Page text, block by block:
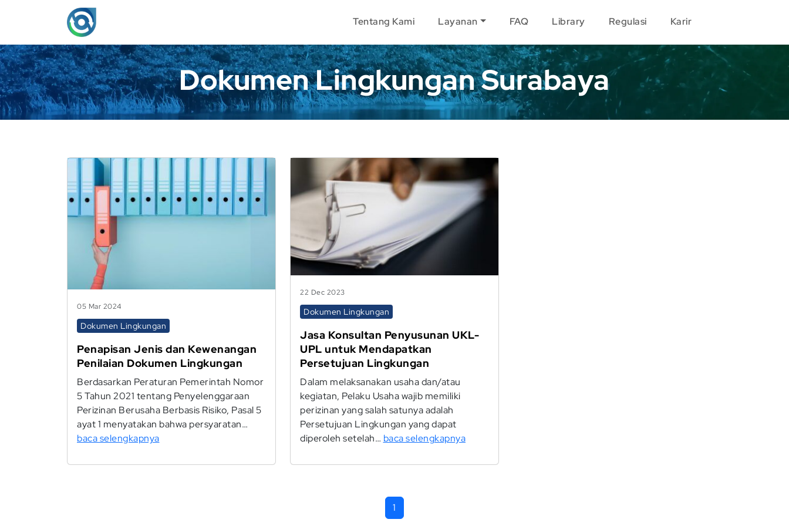
Tentang Kami Layanan FAQ Library Regulasi Karir
Dokumen Lingkungan Surabaya
05 Mar 2024
Dokumen Lingkungan
Penapisan Jenis dan Kewenangan
Penilaian Dokumen Lingkungan
Berdasarkan Peraturan Pemerintah Nomor
5 Tahun 2021 tentang Penyelenggaraan
Perizinan Berusaha Berbasis Risiko, Pasal 5
ayat 1 menyatakan bahwa persyaratan…
baca selengkapnya
22 Dec 2023
Dokumen Lingkungan
Jasa Konsultan Penyusunan UKL-
UPL untuk Mendapatkan
Persetujuan Lingkungan
Dalam melaksanakan usaha dan/atau
kegiatan, Pelaku Usaha wajib memiliki
perizinan yang salah satunya adalah
Persetujuan Lingkungan yang dapat
diperoleh setelah… baca selengkapnya
1